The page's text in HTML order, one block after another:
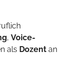
, Voice-
als Dozent an